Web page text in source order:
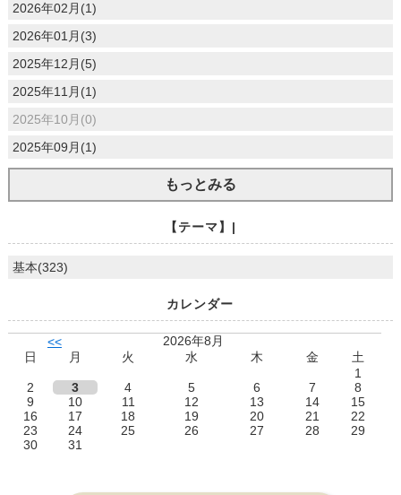
2026年02月(1)
2026年01月(3)
2025年12月(5)
2025年11月(1)
2025年10月(0)
2025年09月(1)
もっとみる
【テーマ】|
基本(323)
カレンダー
<<
2026年8月
日
月 火 水 木 金
土
1
2
3 4 5 6 7
8
9
10 11 12 13 14
15
16
17 18 19 20 21
22
23
24 25 26 27 28
29
30
31